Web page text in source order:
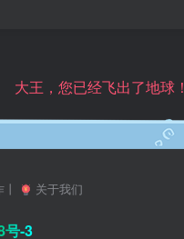
大王，您已经飞出了地球！
丨 关于我们
号-3